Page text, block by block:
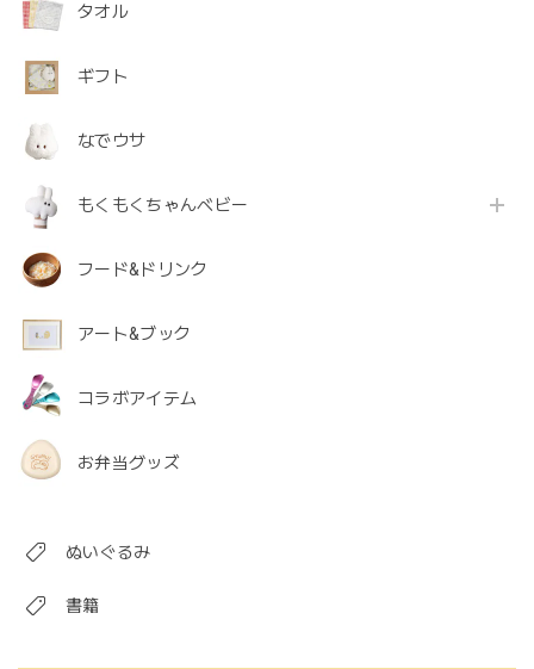
タオル
ギフト
なでウサ
もくもくちゃんベビー
フード&ドリンク
アート&ブック
コラボアイテム
お弁当グッズ
ぬいぐるみ
書籍